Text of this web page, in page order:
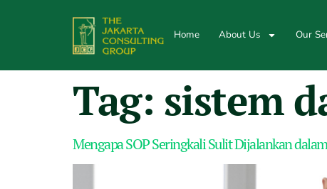
Home About Us Our
Tag: sistem
Mengapa SOP Seringkali Sulit Dijalankan